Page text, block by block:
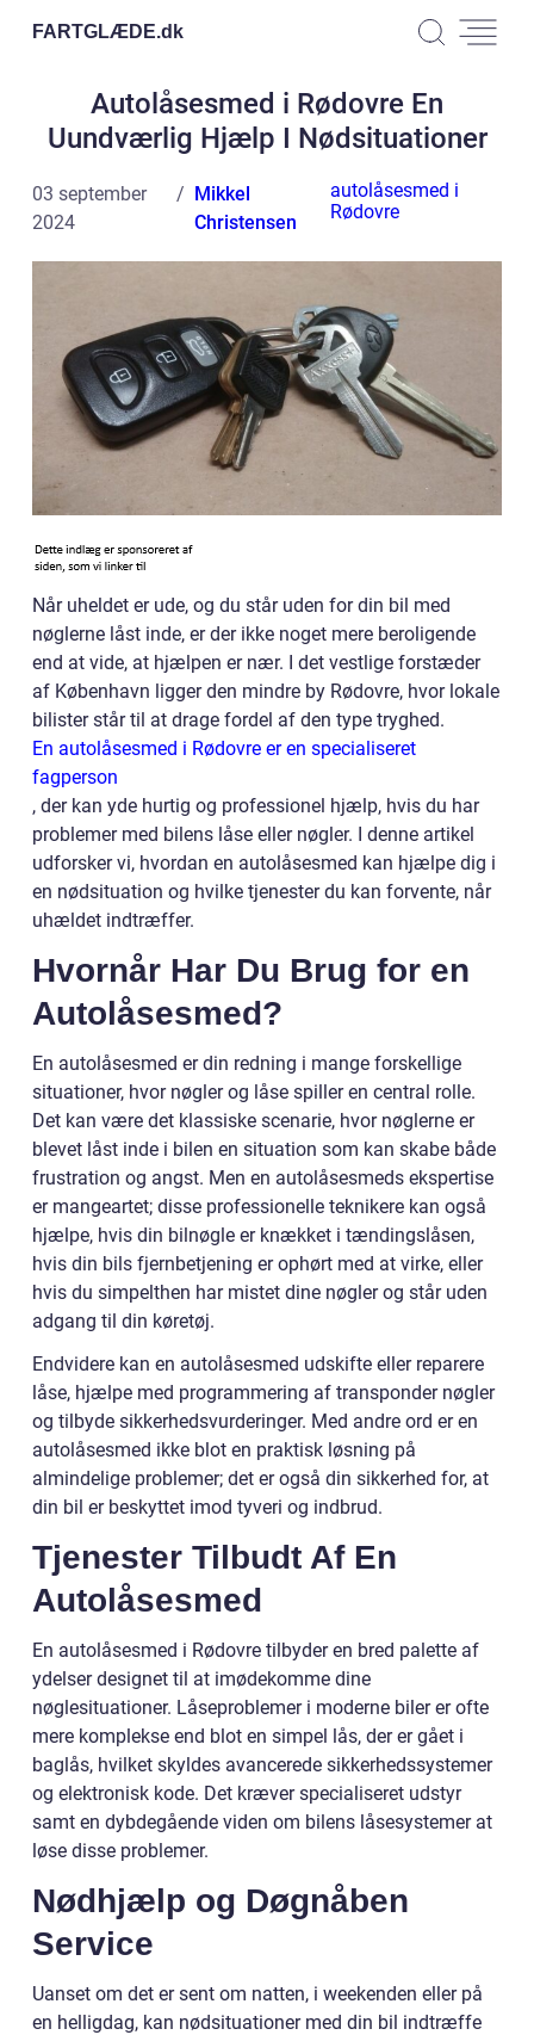
FARTGLÆDE.dk
Autolåsesmed i Rødovre En
Uundværlig Hjælp I Nødsituationer
03 september
2024
Mikkel
Christensen
autolåsesmed i
Rødovre
Når uheldet er ude, og du står uden for din bil med
nøglerne låst inde, er der ikke noget mere beroligende
end at vide, at hjælpen er nær. I det vestlige forstæder
af København ligger den mindre by Rødovre, hvor lokale
bilister står til at drage fordel af den type tryghed.
En autolåsesmed i Rødovre er en specialiseret
fagperson
, der kan yde hurtig og professionel hjælp, hvis du har
problemer med bilens låse eller nøgler. I denne artikel
udforsker vi, hvordan en autolåsesmed kan hjælpe dig i
en nødsituation og hvilke tjenester du kan forvente, når
uhældet indtræffer.
Hvornår Har Du Brug for en
Autolåsesmed?
En autolåsesmed er din redning i mange forskellige
situationer, hvor nøgler og låse spiller en central rolle.
Det kan være det klassiske scenarie, hvor nøglerne er
blevet låst inde i bilen en situation som kan skabe både
frustration og angst. Men en autolåsesmeds ekspertise
er mangeartet; disse professionelle teknikere kan også
hjælpe, hvis din bilnøgle er knækket i tændingslåsen,
hvis din bils fjernbetjening er ophørt med at virke, eller
hvis du simpelthen har mistet dine nøgler og står uden
adgang til din køretøj.
Endvidere kan en autolåsesmed udskifte eller reparere
låse, hjælpe med programmering af transponder nøgler
og tilbyde sikkerhedsvurderinger. Med andre ord er en
autolåsesmed ikke blot en praktisk løsning på
almindelige problemer; det er også din sikkerhed for, at
din bil er beskyttet imod tyveri og indbrud.
Tjenester Tilbudt Af En
Autolåsesmed
En autolåsesmed i Rødovre tilbyder en bred palette af
ydelser designet til at imødekomme dine
nøglesituationer. Låseproblemer i moderne biler er ofte
mere komplekse end blot en simpel lås, der er gået i
baglås, hvilket skyldes avancerede sikkerhedssystemer
og elektronisk kode. Det kræver specialiseret udstyr
samt en dybdegående viden om bilens låsesystemer at
løse disse problemer.
Nødhjælp og Døgnåben
Service
Uanset om det er sent om natten, i weekenden eller på
en helligdag, kan nødsituationer med din bil indtræffe